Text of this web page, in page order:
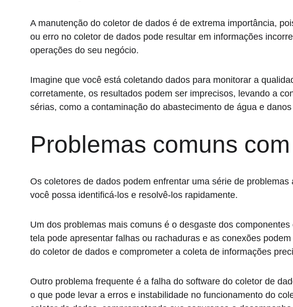
A manutenção do coletor de dados é de extrema importância,
ou erro no coletor de dados pode resultar em informações
operações do seu negócio.
Imagine que você está coletando dados para monitorar a
corretamente, os resultados podem ser imprecisos, levando a
sérias, como a contaminação do abastecimento de água e
Problemas comuns
Os coletores de dados podem enfrentar uma série de
você possa identificá-los e resolvê-los rapidamente.
Um dos problemas mais comuns é o desgaste dos
tela pode apresentar falhas ou rachaduras e as conexões
do coletor de dados e comprometer a coleta de informações
Outro problema frequente é a falha do software do coletor de
o que pode levar a erros e instabilidade no funcionamento do